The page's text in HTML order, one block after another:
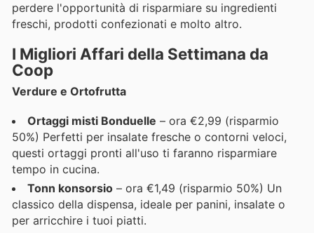
perdere l'opportunità di risparmiare su ingredienti
freschi, prodotti confezionati e molto altro.
I Migliori Affari della Settimana da
Coop
Verdure e Ortofrutta
Ortaggi misti Bonduelle – ora €2,99 (risparmio
50%) Perfetti per insalate fresche o contorni veloci,
questi ortaggi pronti all'uso ti faranno risparmiare
tempo in cucina.
Tonn konsorsio – ora €1,49 (risparmio 50%) Un
classico della dispensa, ideale per panini, insalate o
per arricchire i tuoi piatti.